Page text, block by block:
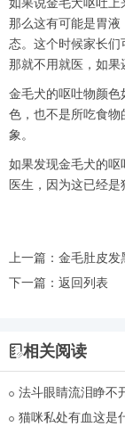
那么这有可能是胃
态。这个时候家长
那就不用就医，如果
金毛犬的呕吐物颜
色，也不是所吃食
象。
如果发现金毛犬的
医生，因为这已经是
上一篇： 金毛肚皮发
下一篇： 返回列表
相关阅读
法斗眼睛流泪睁不
猫咪私处有血这是